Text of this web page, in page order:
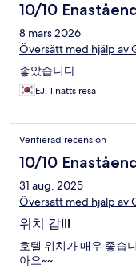
10/10
8 mars 2026
Översätt med hjälp av
좋았습니다
EJ, 1 natts resa
Verifierad recension
10/10
31 aug. 2025
Översätt med hjälp av
위치 갑!!!
호텔 위치가 매우 좋습
아요~~